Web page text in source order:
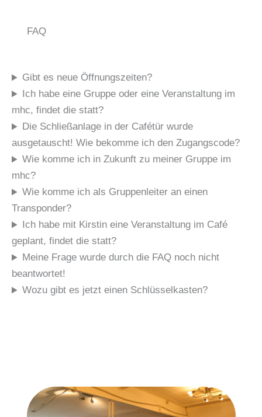
FAQ
Gibt es neue Öffnungszeiten?
Ich habe eine Gruppe oder eine Veranstaltung im
mhc, findet die statt?
Die Schließanlage in der Cafétür wurde
ausgetauscht! Wie bekomme ich den Zugangscode?
Wie komme ich in Zukunft zu meiner Gruppe im
mhc?
Wie komme ich als Gruppenleiter an einen
Transponder?
Ich habe mit Kirstin eine Veranstaltung im Café
geplant, findet die statt?
Meine Frage wurde durch die FAQ noch nicht
beantwortet!
Wozu gibt es jetzt einen Schlüsselkasten?